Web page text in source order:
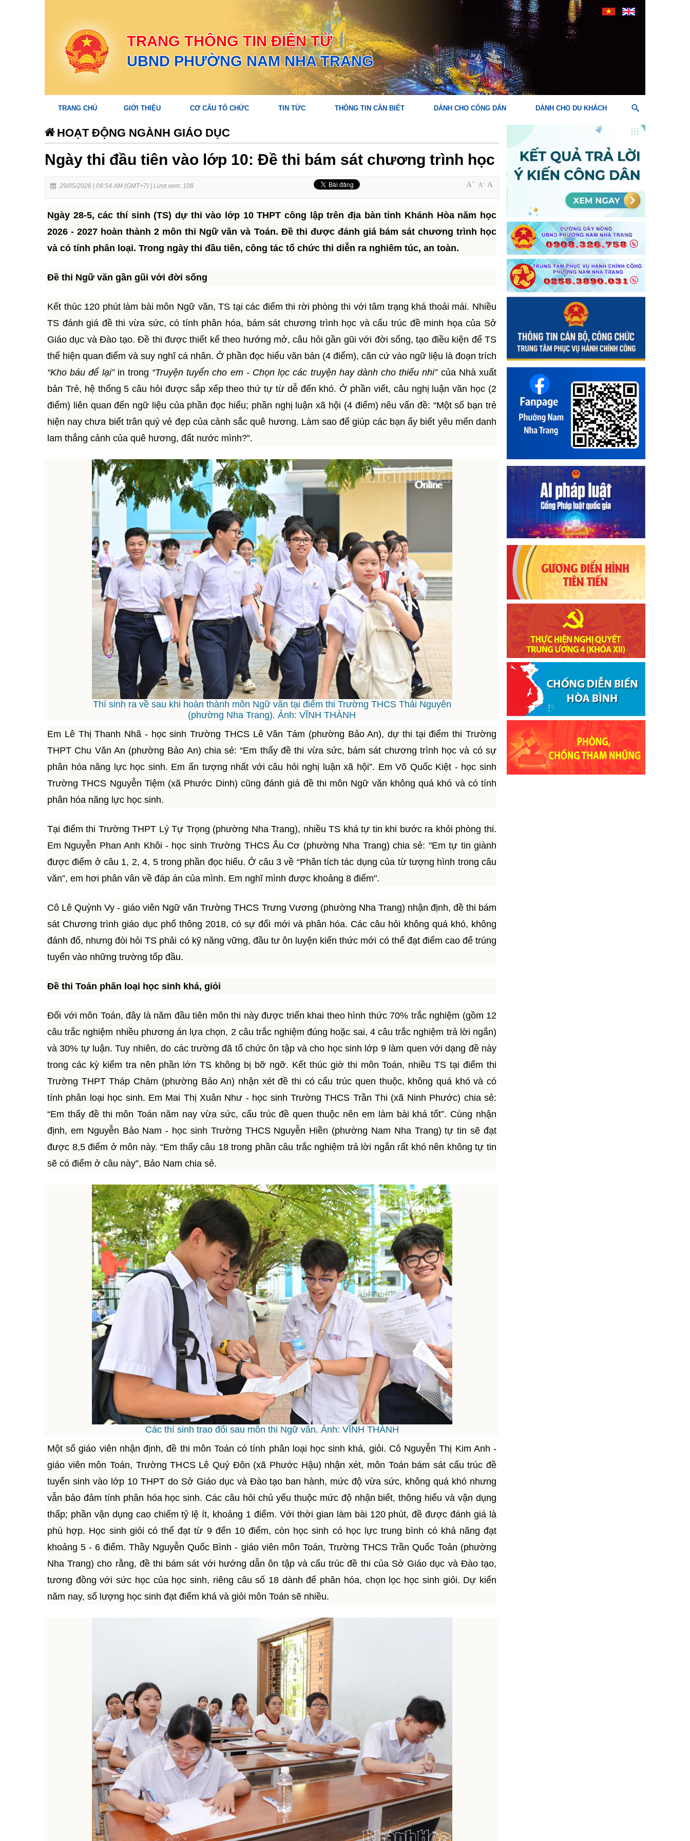
TRANG THÔNG TIN ĐIỆN TỬ
UBND PHƯỜNG NAM NHA TRANG
TRANG CHỦ GIỚI THIỆU CƠ CẤU TỔ CHỨC TIN TỨC THÔNG TIN CẦN BIẾT DÀNH CHO CÔNG DÂN DÀNH CHO DU KHÁCH
HOẠT ĐỘNG NGÀNH GIÁO DỤC
Ngày thi đầu tiên vào lớp 10: Đề thi bám sát chương trình học
29/05/2026 | 09:54 AM (GMT+7) | Lượt xem: 108 A+ A- A
Ngày 28-5, các thí sinh (TS) dự thi vào lớp 10 THPT công lập trên địa bàn tỉnh Khánh Hòa năm học
2026 - 2027 hoàn thành 2 môn thi Ngữ văn và Toán. Đề thi được đánh giá bám sát chương trình học
và có tính phân loại. Trong ngày thi đầu tiên, công tác tổ chức thi diễn ra nghiêm túc, an toàn.
Đề thi Ngữ văn gần gũi với đời sống
Kết thúc 120 phút làm bài môn Ngữ văn, TS tại các điểm thi rời phòng thi với tâm trạng khá thoải mái. Nhiều
TS đánh giá đề thi vừa sức, có tính phân hóa, bám sát chương trình học và cấu trúc đề minh họa của Sở
Giáo dục và Đào tạo. Đề thi được thiết kế theo hướng mở, câu hỏi gần gũi với đời sống, tạo điều kiện để TS
thể hiện quan điểm và suy nghĩ cá nhân. Ở phần đọc hiểu văn bản (4 điểm), căn cứ vào ngữ liệu là đoạn trích
“Kho báu để lại”in trong “Truyện tuyển cho em - Chọn lọc các truyện hay dành cho thiếu nhi”của Nhà xuất
bản Trẻ, hệ thống 5 câu hỏi được sắp xếp theo thứ tự từ dễ đến khó. Ở phần viết, câu nghị luận văn học (2
điểm) liên quan đến ngữ liệu của phần đọc hiểu; phần nghị luận xã hội (4 điểm) nêu vấn đề: “Một số bạn trẻ
hiện nay chưa biết trân quý vẻ đẹp của cảnh sắc quê hương. Làm sao để giúp các bạn ấy biết yêu mến danh
lam thắng cảnh của quê hương, đất nước mình?”.
Thí sinh ra về sau khi hoàn thành môn Ngữ văn tại điểm thi Trường THCS Thái Nguyên
(phường Nha Trang). Ảnh: VĨNH THÀNH
Em Lê Thị Thanh Nhã - học sinh Trường THCS Lê Văn Tám (phường Bảo An), dự thi tại điểm thi Trường
THPT Chu Văn An (phường Bảo An) chia sẻ: “Em thấy đề thi vừa sức, bám sát chương trình học và có sự
phân hóa năng lực học sinh. Em ấn tượng nhất với câu hỏi nghị luận xã hội”. Em Võ Quốc Kiệt - học sinh
Trường THCS Nguyễn Tiệm (xã Phước Dinh) cũng đánh giá đề thi môn Ngữ văn không quá khó và có tính
phân hóa năng lực học sinh.
Tại điểm thi Trường THPT Lý Tự Trọng (phường Nha Trang), nhiều TS khá tự tin khi bước ra khỏi phòng thi.
Em Nguyễn Phan Anh Khôi - học sinh Trường THCS Âu Cơ (phường Nha Trang) chia sẻ: "Em tự tin giành
được điểm ở câu 1, 2, 4, 5 trong phần đọc hiểu. Ở câu 3 về “Phân tích tác dụng của từ tượng hình trong câu
văn”, em hơi phân vân về đáp án của mình. Em nghĩ mình được khoảng 8 điểm".
Cô Lê Quỳnh Vy - giáo viên Ngữ văn Trường THCS Trưng Vương (phường Nha Trang) nhận định, đề thi bám
sát Chương trình giáo dục phổ thông 2018, có sự đổi mới và phân hóa. Các câu hỏi không quá khó, không
đánh đố, nhưng đòi hỏi TS phải có kỹ năng vững, đầu tư ôn luyện kiến thức mới có thể đạt điểm cao để trúng
tuyển vào những trường tốp đầu.
Đề thi Toán phân loại học sinh khá, giỏi
Đối với môn Toán, đây là năm đầu tiên môn thi này được triển khai theo hình thức 70% trắc nghiệm (gồm 12
câu trắc nghiệm nhiều phương án lựa chọn, 2 câu trắc nghiệm đúng hoặc sai, 4 câu trắc nghiệm trả lời ngắn)
và 30% tự luận. Tuy nhiên, do các trường đã tổ chức ôn tập và cho học sinh lớp 9 làm quen với dạng đề này
trong các kỳ kiểm tra nên phần lớn TS không bị bỡ ngỡ. Kết thúc giờ thi môn Toán, nhiều TS tại điểm thi
Trường THPT Tháp Chàm (phường Bảo An) nhận xét đề thi có cấu trúc quen thuộc, không quá khó và có
tính phân loại học sinh. Em Mai Thị Xuân Như - học sinh Trường THCS Trần Thi (xã Ninh Phước) chia sẻ:
“Em thấy đề thi môn Toán năm nay vừa sức, cấu trúc đề quen thuộc nên em làm bài khá tốt”. Cùng nhận
định, em Nguyễn Bảo Nam - học sinh Trường THCS Nguyễn Hiền (phường Nam Nha Trang) tự tin sẽ đạt
được 8,5 điểm ở môn này. “Em thấy câu 18 trong phần câu trắc nghiệm trả lời ngắn rất khó nên không tự tin
sẽ có điểm ở câu này”, Bảo Nam chia sẻ.
Các thí sinh trao đổi sau môn thi Ngữ văn. Ảnh: VĨNH THÀNH
Một số giáo viên nhận định, đề thi môn Toán có tính phân loại học sinh khá, giỏi. Cô Nguyễn Thị Kim Anh -
giáo viên môn Toán, Trường THCS Lê Quý Đôn (xã Phước Hậu) nhận xét, môn Toán bám sát cấu trúc đề
tuyển sinh vào lớp 10 THPT do Sở Giáo dục và Đào tạo ban hành, mức độ vừa sức, không quá khó nhưng
vẫn bảo đảm tính phân hóa học sinh. Các câu hỏi chủ yếu thuộc mức độ nhận biết, thông hiểu và vận dụng
thấp; phần vận dụng cao chiếm tỷ lệ ít, khoảng 1 điểm. Với thời gian làm bài 120 phút, đề được đánh giá là
phù hợp. Học sinh giỏi có thể đạt từ 9 đến 10 điểm, còn học sinh có học lực trung bình có khả năng đạt
khoảng 5 - 6 điểm. Thầy Nguyễn Quốc Bình - giáo viên môn Toán, Trường THCS Trần Quốc Toản (phường
Nha Trang) cho rằng, đề thi bám sát với hướng dẫn ôn tập và cấu trúc đề thi của Sở Giáo dục và Đào tạo,
tương đồng với sức học của học sinh, riêng câu số 18 dành để phân hóa, chọn lọc học sinh giỏi. Dự kiến
năm nay, số lượng học sinh đạt điểm khá và giỏi môn Toán sẽ nhiều.